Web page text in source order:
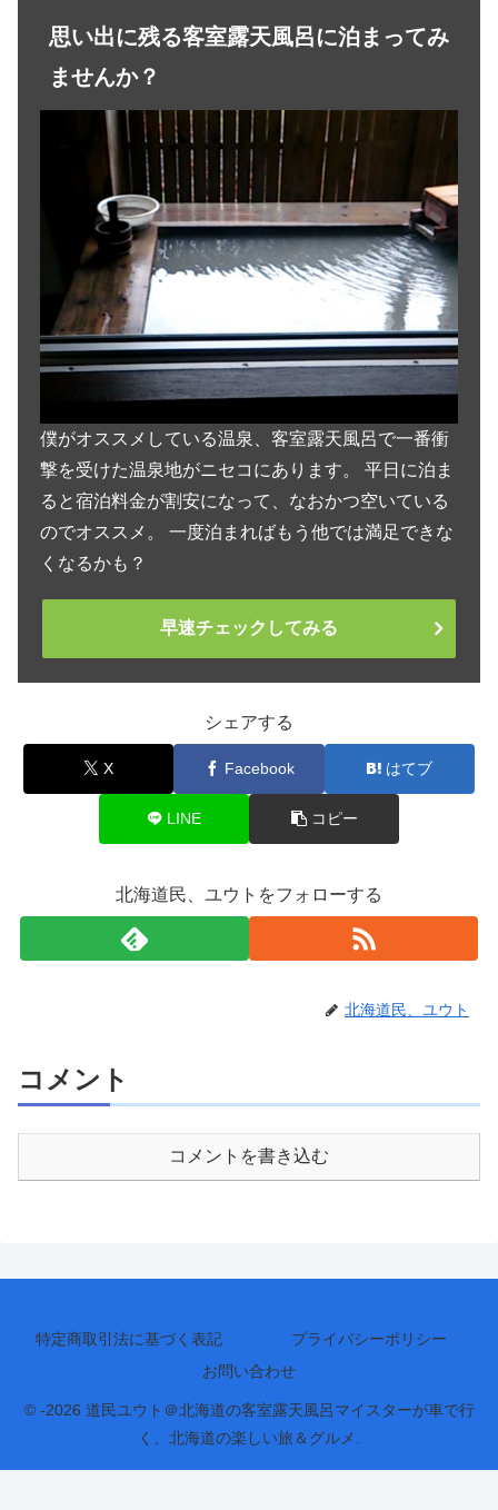
思い出に残る客室露天風呂に泊まってみ
ませんか？
僕がオススメしている温泉、客室露天風呂で一番衝
撃を受けた温泉地がニセコにあります。 平日に泊ま
ると宿泊料金が割安になって、なおかつ空いている
のでオススメ。 一度泊まればもう他では満足できな
くなるかも？
早速チェックしてみる
シェアする
X Facebook はてブ
LINE コピー
北海道民、ユウトをフォローする
北海道民、ユウト
コメント
コメントを書き込む
特定商取引法に基づく表記
プライバシーポリシー
お問い合わせ
© -2026 道民ユウト＠北海道の客室露天風呂マイスターが車で行
く、北海道の楽しい旅＆グルメ.